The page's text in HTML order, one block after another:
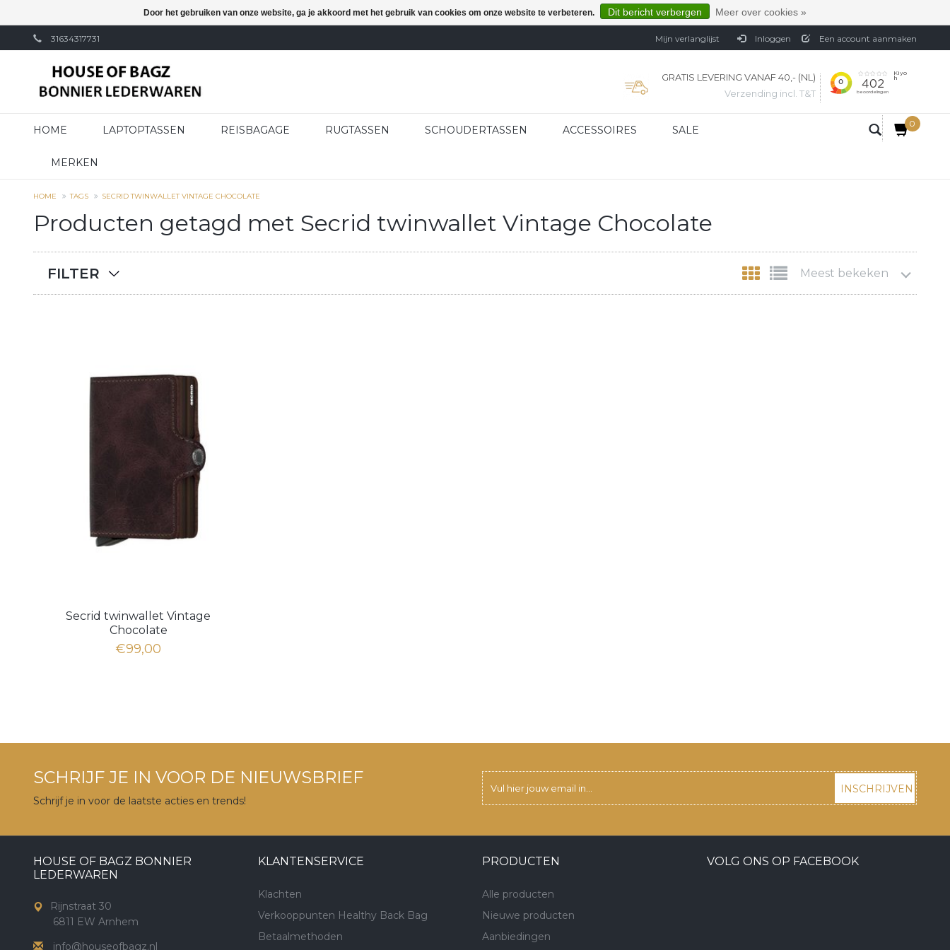
31634317731 Mijn verlanglijst Inloggen Een account aanmaken
GRATIS LEVERING VANAF 40,- (NL)
Verzending incl. T&T
HOME LAPTOPTASSEN REISBAGAGE RUGTASSEN SCHOUDERTASSEN ACCESSOIRES SALE
MERKEN
0
HOME TAGS SECRID TWINWALLET VINTAGE CHOCOLATE
Producten getagd met Secrid twinwallet Vintage Chocolate
FILTER Meest bekeken
Secrid twinwallet Vintage
Chocolate
€99,00
SCHRIJF JE IN VOOR DE NIEUWSBRIEF
Schrijf je in voor de laatste acties en trends!
INSCHRIJVEN
HOUSE OF BAGZ BONNIER
LEDERWAREN
Rijnstraat 30
6811 EW Arnhem
info@houseofbagz.nl
KLANTENSERVICE
Klachten
Verkooppunten Healthy Back Bag
Betaalmethoden
PRODUCTEN
Alle producten
Nieuwe producten
Aanbiedingen
VOLG ONS OP FACEBOOK
Door het gebruiken van onze website, ga je akkoord met het gebruik van cookies om onze website te verbeteren. Dit bericht verbergen Meer over cookies »